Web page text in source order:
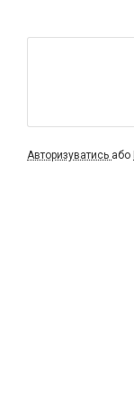
Авторизуватись або